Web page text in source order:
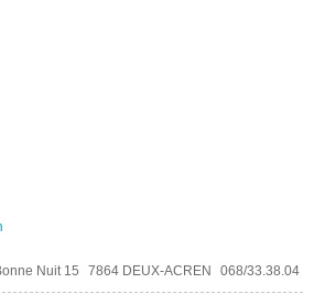
Nuit 15 7864 DEUX-ACREN 068/33.38.04